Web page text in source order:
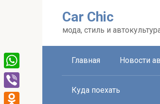
Car Chic
мода, стиль и
Главная Новости
Куда поехать
WhatsApp
Viber